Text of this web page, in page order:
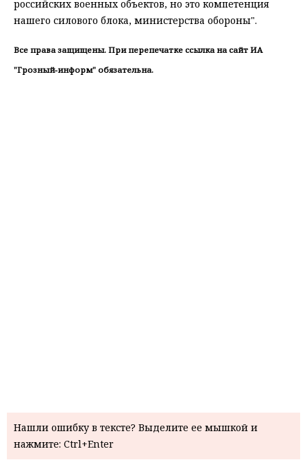
российских военных объектов, но это компетенция
нашего силового блока, министерства обороны".
Все права защищены. При перепечатке ссылка на сайт ИА
"Грозный-информ" обязательна.
Нашли ошибку в тексте? Выделите ее мышкой и
нажмите: Ctrl+Enter